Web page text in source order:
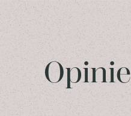
Opinie